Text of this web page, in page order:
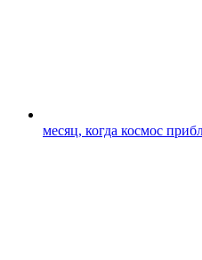
месяц, когда космос